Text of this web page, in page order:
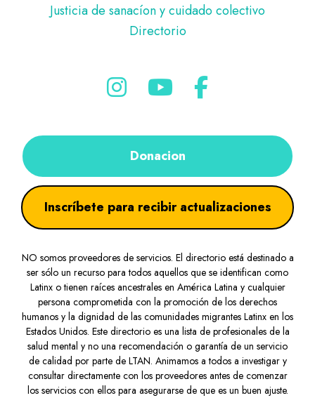
Justicia de sanacíon y cuidado colectivo
Directorio
Donacion
Inscríbete para recibir actualizaciones
NO somos proveedores de servicios. El directorio está destinado a
ser sólo un recurso para todos aquellos que se identifican como
Latinx o tienen raíces ancestrales en América Latina y cualquier
persona comprometida con la promoción de los derechos
humanos y la dignidad de las comunidades migrantes Latinx en los
Estados Unidos. Este directorio es una lista de profesionales de la
salud mental y no una recomendación o garantía de un servicio
de calidad por parte de LTAN. Animamos a todos a investigar y
consultar directamente con los proveedores antes de comenzar
los servicios con ellos para asegurarse de que es un buen ajuste.